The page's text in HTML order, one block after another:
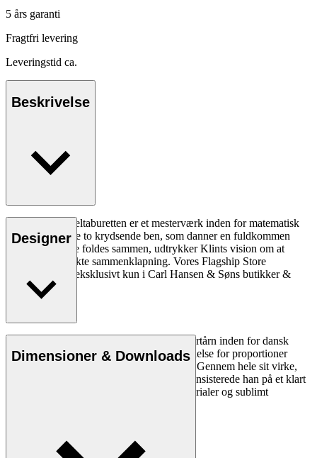
5 års garanti
Fragtfri levering
Leveringstid ca.
Beskrivelse
KK87830 Propeltaburetten er et mesterværk inden for matematisk
konstruktion. De to krydsende ben, som danner en fuldkommen
rund stav, når de foldes sammen, udtrykker Klints vision om at
skabe den perfekte sammenklapning. Vores Flagship Store
Collection fåes eksklusivt kun i Carl Hansen & Søns butikker &
online.
Designer
Arkitekt Kaare Klint (1888-1954) var et fyrtårn inden for dansk
design og skabte med sin enestående forståelse for proportioner
fundamentet for Danish Modern-begrebet. Gennem hele sit virke,
hvor han skabte en stribe af designikoner, insisterede han på et klart
og logisk design, rene linjer, optimale materialer og sublimt
Dimensioner & Downloads